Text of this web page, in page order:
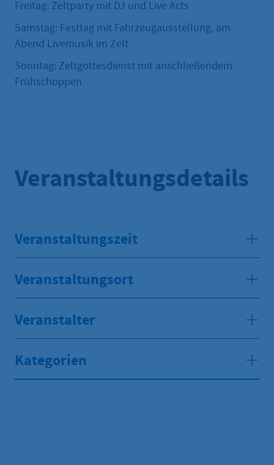
Freitag: Zeltparty mit DJ und Live Acts
Samstag: Festtag mit Fahrzeugausstellung, am
Abend Livemusik im Zelt
Sonntag: Zeltgottesdienst mit anschließendem
Frühschoppen
Veranstaltungsdetails
Veranstaltungszeit
Veranstaltungsort
Veranstalter
Kategorien